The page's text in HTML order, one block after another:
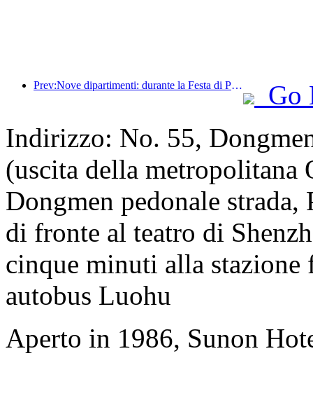
Prev:Nove dipartimenti: durante la Festa di Primavera, le catene alberghiere e le case vacanze boutique offriranno misure preferenziali.
Go
Indirizzo: No. 55,
(uscita della metropolitana
Dongmen pedonale
di fronte al teatro di
cinque minuti alla
autobus Luohu
Aperto in 1986, Sunon